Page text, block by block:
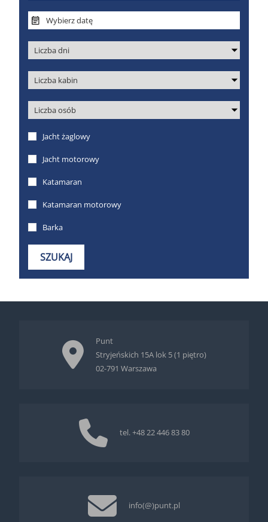
Punt
Stryjeńskich 15A lok 5 (1 piętro)
02-791 Warszawa
tel.+48 22 446 83 80
info(@)punt.pl